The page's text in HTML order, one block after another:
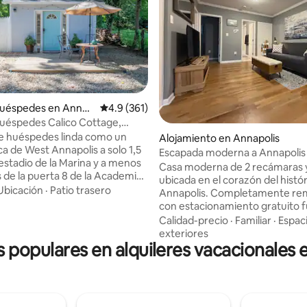
de 5, 173 reseñas
en Annap
Calificación promedio: 4.9 de 5, 361 reseñas
4.9 (361)
Calico Cottage,
aparcamiento gratuito
huéspedes linda como un
de West Annapolis a solo 1,5
de la Marina y a menos
de la puerta 8 de la Academia.
de la casa: wifi de alta
trabajo apto para portátiles.
pies de la puerta principal.
· Patio trasero
Alojamiento en Annapolis
Escapada moderna a Annapolis
lugares de estacionamiento
Casa moderna de 2 recámaras
ubicada en el corazón del
Annapolis. Completamente
con estacionamiento gratuito
calle. Ubicada hacia el final de
seguro, tranquilo y sin salida, a
3 millas del centro de
Academia Naval, el centro
Calidad-precio · Familiar ·
exteriores
populares en alquileres vacacionales